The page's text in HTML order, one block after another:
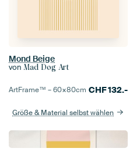
Mond Beige
von Mad Dog Art
ArtFrame™ –60×80cm CHF132.-
Größe & Material selbst wählen